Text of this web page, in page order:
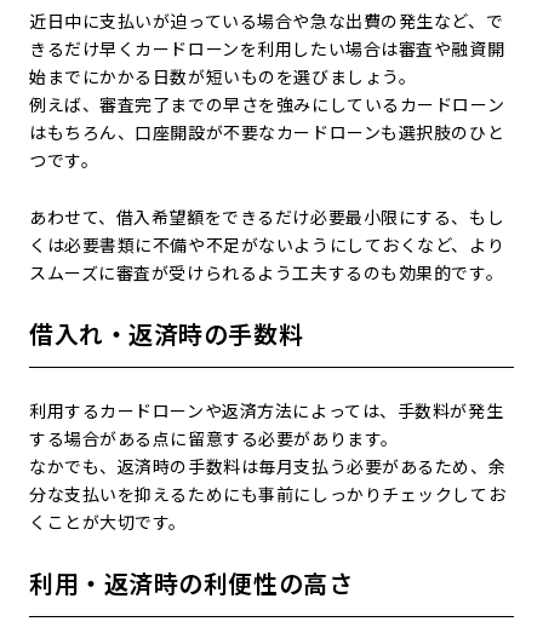
近日中に支払いが迫っている場合や急な出費の発生など、で
きるだけ早くカードローンを利用したい場合は審査や融資開
始までにかかる日数が短いものを選びましょう。
例えば、審査完了までの早さを強みにしているカードローン
はもちろん、口座開設が不要なカードローンも選択肢のひと
つです。
あわせて、借入希望額をできるだけ必要最小限にする、もし
くは必要書類に不備や不足がないようにしておくなど、より
スムーズに審査が受けられるよう工夫するのも効果的です。
借入れ・返済時の手数料
利用するカードローンや返済方法によっては、手数料が発生
する場合がある点に留意する必要があります。
なかでも、返済時の手数料は毎月支払う必要があるため、余
分な支払いを抑えるためにも事前にしっかりチェックしてお
くことが大切です。
利用・返済時の利便性の高さ